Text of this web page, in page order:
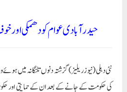
کا کسی بھی ہوٹل میں گھس کر کھانے کا مطالبہ ،
و جائیدادوں پر غنڈوں کو بھیج کر مرعوب کرنا اور
اس قدر ڈر بیٹھ گیا ہے کہ وہ کبھی بھی کوئی
حساب سے دیکھا جائے تو اسد اویسی صاحب کی